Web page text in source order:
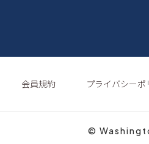
会員規約 プライバシーポ
©